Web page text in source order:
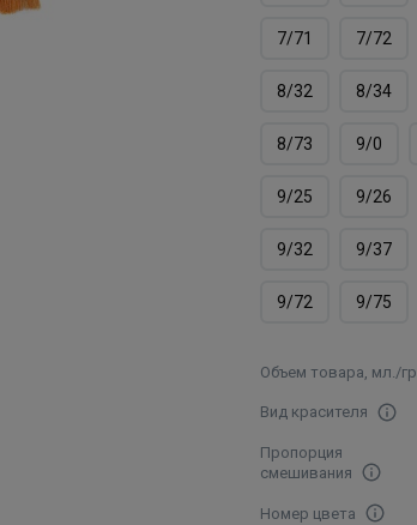
7/71 7/72
8/32 8/34
8/73 9/0
9/25 9/26
9/32 9/37
9/72 9/75
Объем товара, мл./гр
Вид красителя
Пропорция
смешивания
Номер цвета